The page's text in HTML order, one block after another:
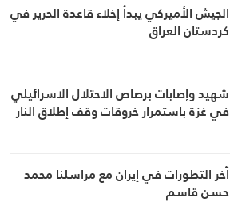
الجيش الأميركي يبدأ إخلاء قاعدة الحرير في
كردستان العراق
شهيد وإصابات برصاص الاحتلال الاسرائيلي
في غزة باستمرار خروقات وقف إطلاق النار
آخر التطورات في إيران مع مراسلنا محمد
حسن قاسم